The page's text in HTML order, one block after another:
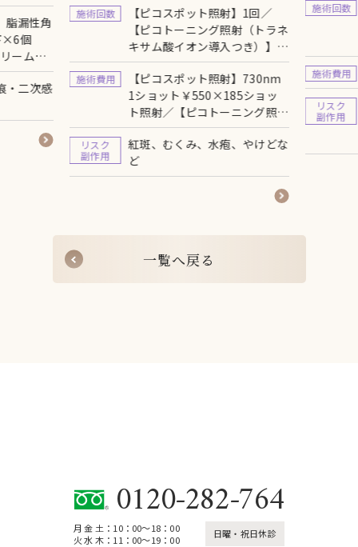
脂漏性角
×6個
リーム
・二次感
施術回数
【ピコスポット照射】1回／
【ピコトーニング照射（トラネ
キサム酸イオン導入つき）】1
回／内服（美白内服4種） 外
用（ナノメッドHQ、レチノイ
ン酸クリーム）使用
施術費用
【ピコスポット照射】730nm
1ショット￥550×185ショッ
ト照射／【ピコトーニング照射
（トラネキサム酸イオン導入つ
き）】1回 トライアル￥36,000
リスク
副作用
紅斑、むくみ、水疱、やけどな
ど
施術回数
施術費用
リスク
副作用
一覧へ戻 る
0120-282-764
日曜・祝日休診
月 金 土：10：00～18：00
火 水 木：11：00～19：00